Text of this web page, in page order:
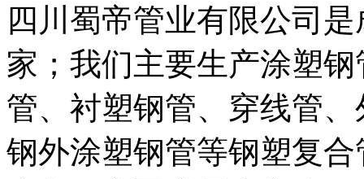
四川蜀帝管业有限公司
家；我们主要生产涂塑
管、衬塑钢管、穿线管
钢外涂塑钢管等钢塑复